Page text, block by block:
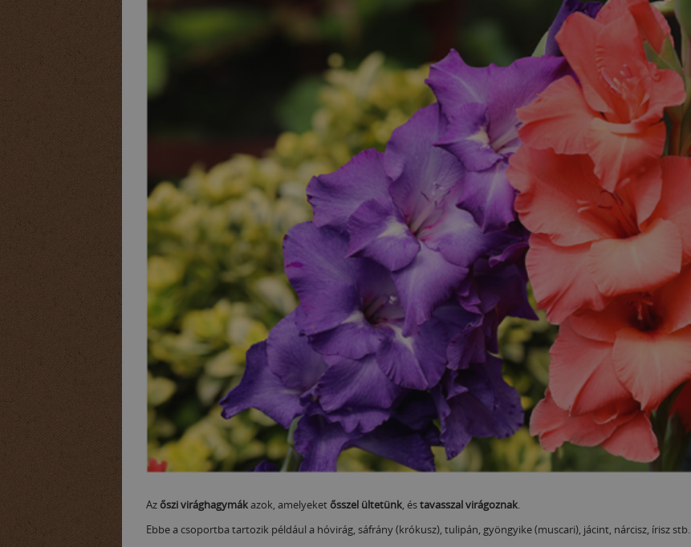
Azőszi virághagymákazok, amelyeketősszel ültetünk, éstavasszal virágoznak.
Ebbe a csoportba tartozik például a hóvirág, sáfrány (krókusz), tulipán, gyöngyike (muscari), jácint, nárcisz, írisz stb.